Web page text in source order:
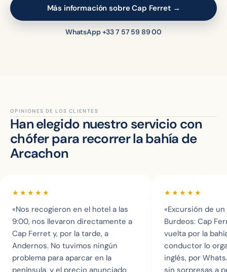
Más información sobre Cap Ferret →
WhatsApp +33 7 57 59 89 00
OPINIONES DE LOS CLIENTES
Han elegido nuestro servicio con
chófer para recorrer la bahía de
Arcachon
★★★★★
«Nos recogieron en el hotel a las
9:00, nos llevaron directamente a
Cap Ferret y, por la tarde, a
Andernos. No tuvimos ningún
problema para aparcar en la
★★★★★
«Excursión de
Burdeos: Cap
vuelta por la
conductor lo
inglés, por